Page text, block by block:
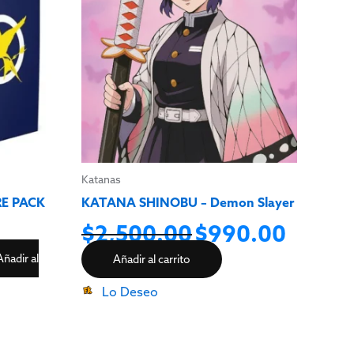
PACK
al
Katanas
KATANA SHINOBU – Demon Slayer
$2,500.00
$2,500.00.
$990.00
Añadir al carrito
Lo Deseo